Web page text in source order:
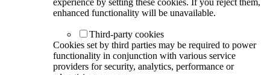
enhanced functionality will be unavailable.
Third-party cookies
Cookies set by third parties may be required to power
functionality in conjunction with various service
providers for security, analytics, performance or